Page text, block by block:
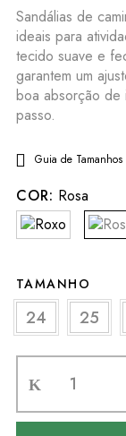
Sandálias de
ideais para
tecido suave e
garantem um
boa absorção de
passo.
Guia de Tamanhos
COR: Rosa
TAMANHO
24 25